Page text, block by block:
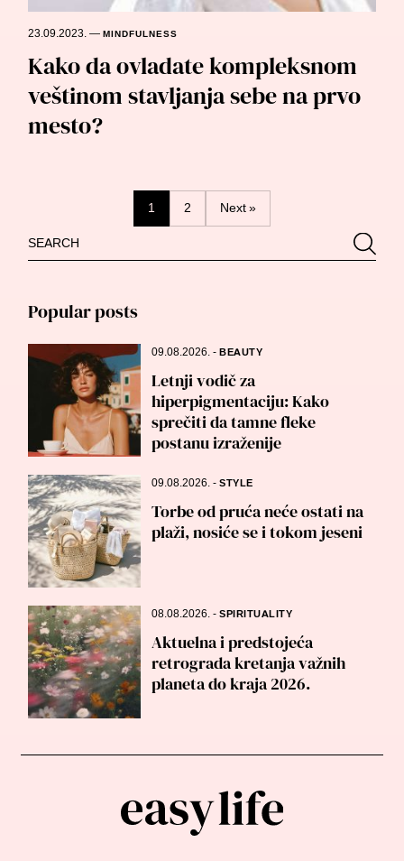
23.09.2023.—MINDFULNESS
Kako da ovladate kompleksnom
veštinom stavljanja sebe na prvo
mesto?
navigation
1 2 Next »
Search
for:
Popular posts
09.08.2026.-BEAUTY
Letnji vodič za
hiperpigmentaciju: Kako
sprečiti da tamne fleke
postanu izraženije
09.08.2026.-STYLE
Torbe od pruća neće ostati na
plaži, nosiće se i tokom jeseni
08.08.2026.-SPIRITUALITY
Aktuelna i predstojeća
retrograda kretanja važnih
planeta do kraja 2026.